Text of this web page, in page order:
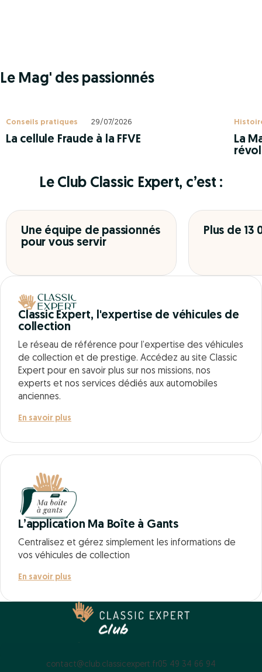
Le Mag' des passionnés
Conseils pratiques 29/07/2026
La cellule Fraude à la FFVE
La
Le Club Classic Expert, c’est :
Une équipe de passionnés
pour vous servir
Plus de 13
Classic Expert, l'expertise de véhicules de
collection
Le réseau de référence pour l’expertise des véhicules
de collection et de prestige. Accédez au site Classic
Expert pour en savoir plus sur nos missions, nos
experts et nos services dédiés aux automobiles
anciennes.
En savoir plus
L’application Ma Boîte à Gants
Centralisez et gérez simplement les informations de
vos véhicules de collection
En savoir plus
contact@club.classicexpert.fr05 49 34 66 94